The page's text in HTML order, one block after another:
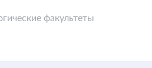
факультеты